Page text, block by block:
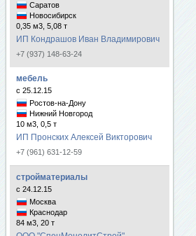
Саратов
Новосибирск
0,35 м3, 5,08 т
ИП Кондрашов Иван Владимирович
+7 (937) 148-63-24
мебель
с 25.12.15
Ростов-на-Дону
Нижний Новгород
10 м3, 0,5 т
ИП Пронских Алексей Викторович
+7 (961) 631-12-59
стройматериалы
с 24.12.15
Москва
Краснодар
84 м3, 20 т